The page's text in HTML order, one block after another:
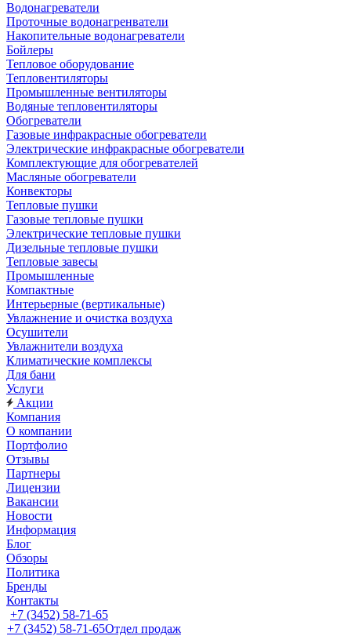
Водонагреватели
Проточные водонагренватели
Накопительные водонагреватели
Бойлеры
Тепловое оборудование
Тепловентиляторы
Промышленные вентиляторы
Водяные тепловентиляторы
Обогреватели
Газовые инфракрасные обогреватели
Электрические инфракрасные обогреватели
Комплектующие для обогревателей
Масляные обогреватели
Конвекторы
Тепловые пушки
Газовые тепловые пушки
Электрические тепловые пушки
Дизельные тепловые пушки
Тепловые завесы
Промышленные
Компактные
Интерьерные (вертикальные)
Увлажнение и очистка воздуха
Осушители
Увлажнители воздуха
Климатические комплексы
Для бани
Услуги
Акции
Компания
О компании
Портфолио
Отзывы
Партнеры
Лицензии
Вакансии
Новости
Информация
Блог
Обзоры
Политика
Бренды
Контакты
+7 (3452) 58-71-65
+7 (3452) 58-71-65Отдел продаж